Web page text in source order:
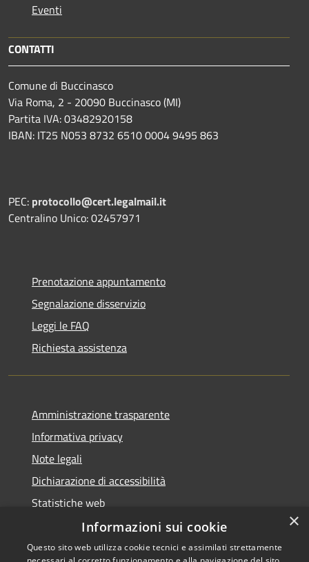
Eventi
CONTATTI
Comune di Buccinasco
Via Roma, 2 - 20090 Buccinasco (MI)
Partita IVA: 03482920158
IBAN: IT25 N053 8732 6510 0004 9495 863
PEC: protocollo@cert.legalmail.it
Centralino Unico: 02457971
Prenotazione appuntamento
Segnalazione disservizio
Leggi le FAQ
Richiesta assistenza
Amministrazione trasparente
Informativa privacy
Note legali
Dichiarazione di accessibilità
Statistiche web
×
Informazioni sui cookie
Questo sito web utilizza cookie tecnici e assimilati strettamente